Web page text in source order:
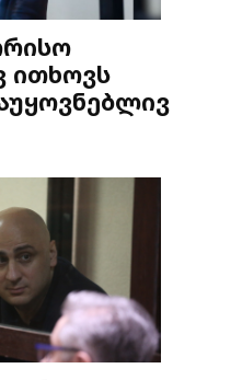
ითხოვს